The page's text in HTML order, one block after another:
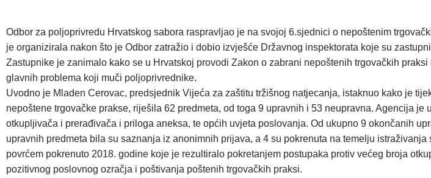
Odbor za poljoprivredu Hrvatskog sabora raspravljao je na svojoj 6.sjednici o nepoštenim
je organizirala nakon što je Odbor zatražio i dobio izvješće Državnog inspektorata koje su
Zastupnike je zanimalo kako se u Hrvatskoj provodi Zakon o zabrani nepoštenih trgovačkih
glavnih problema koji muči poljoprivrednike.
Uvodno je Mladen Cerovac, predsjednik Vijeća za zaštitu tržišnog natjecanja, istaknuo kako je
nepoštene trgovačke prakse, riješila 62 predmeta, od toga 9 upravnih i 53 neupravna. Agencija
otkupljivača i prerađivača i priloga aneksa, te općih uvjeta poslovanja. Od ukupno 9 okončanih
upravnih predmeta bila su saznanja iz anonimnih prijava, a 4 su pokrenuta na temelju
povrćem pokrenuto 2018. godine koje je rezultiralo pokretanjem postupaka protiv većeg broja
pozitivnog poslovnog ozračja i poštivanja poštenih trgovačkih praksi.